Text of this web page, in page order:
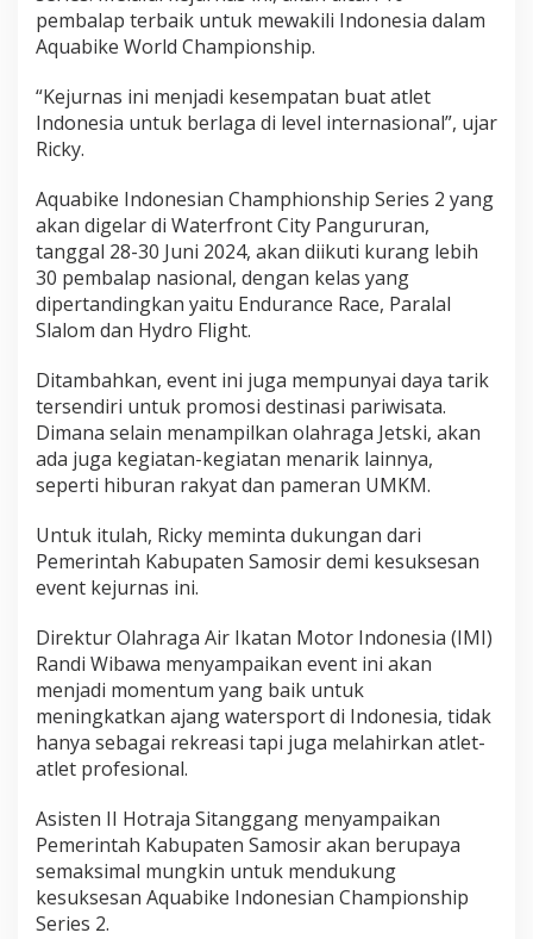
pembalap terbaik untuk mewakili Indonesia dalam
Aquabike World Championship.
“Kejurnas ini menjadi kesempatan buat atlet
Indonesia untuk berlaga di level internasional”, ujar
Ricky.
Aquabike Indonesian Champhionship Series 2 yang
akan digelar di Waterfront City Pangururan,
tanggal 28-30 Juni 2024, akan diikuti kurang lebih
30 pembalap nasional, dengan kelas yang
dipertandingkan yaitu Endurance Race, Paralal
Slalom dan Hydro Flight.
Ditambahkan, event ini juga mempunyai daya tarik
tersendiri untuk promosi destinasi pariwisata.
Dimana selain menampilkan olahraga Jetski, akan
ada juga kegiatan-kegiatan menarik lainnya,
seperti hiburan rakyat dan pameran UMKM.
Untuk itulah, Ricky meminta dukungan dari
Pemerintah Kabupaten Samosir demi kesuksesan
event kejurnas ini.
Direktur Olahraga Air Ikatan Motor Indonesia (IMI)
Randi Wibawa menyampaikan event ini akan
menjadi momentum yang baik untuk
meningkatkan ajang watersport di Indonesia, tidak
hanya sebagai rekreasi tapi juga melahirkan atlet-
atlet profesional.
Asisten II Hotraja Sitanggang menyampaikan
Pemerintah Kabupaten Samosir akan berupaya
semaksimal mungkin untuk mendukung
kesuksesan Aquabike Indonesian Championship
Series 2.